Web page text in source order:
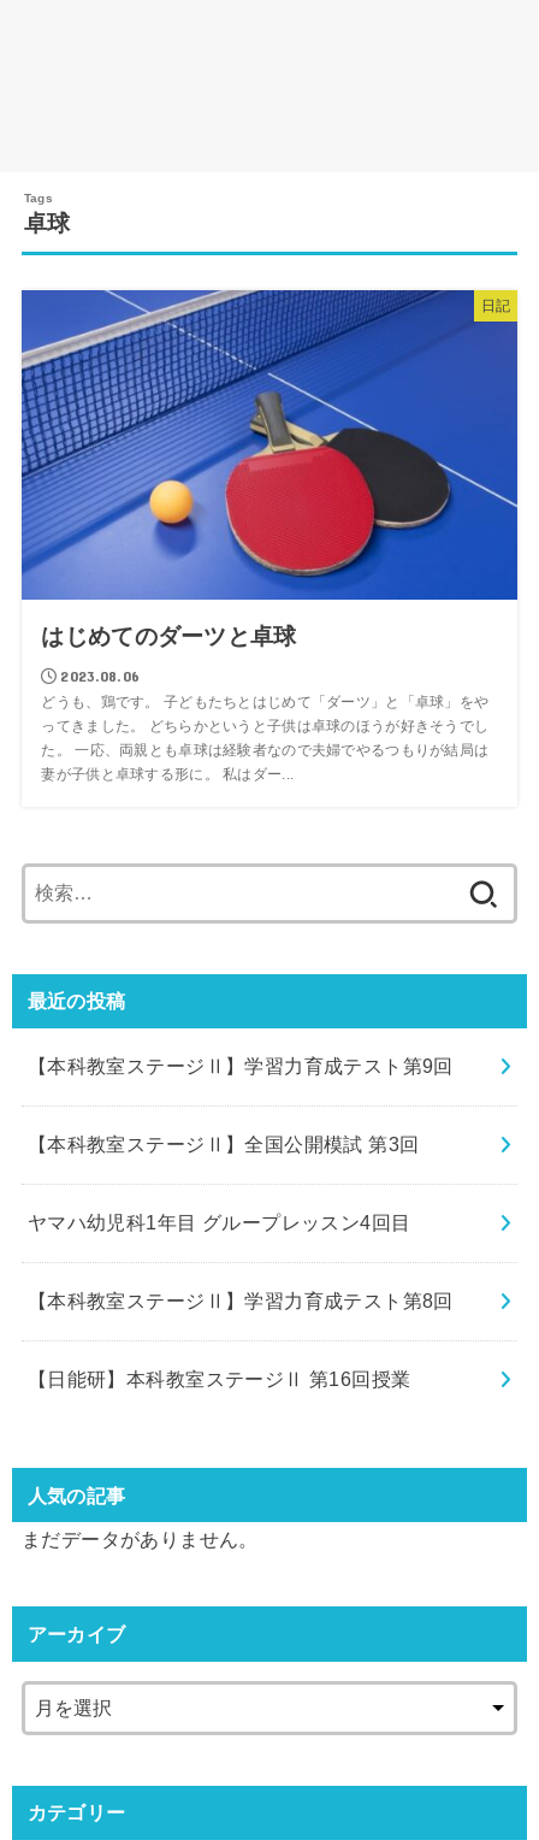
卓球
日記
はじめてのダーツと卓球
2023.08.06
どうも、鶏です。 子どもたちとはじめて「ダーツ」と「卓球」をや
ってきました。 どちらかというと子供は卓球のほうが好きそうでし
た。 一応、両親とも卓球は経験者なので夫婦でやるつもりが結局は
妻が子供と卓球する形に。 私はダー...
索:
最近の投稿
【本科教室ステージⅡ】学習力育成テスト第9回
【本科教室ステージⅡ】全国公開模試 第3回
ヤマハ幼児科1年目 グループレッスン4回目
【本科教室ステージⅡ】学習力育成テスト第8回
【日能研】本科教室ステージⅡ 第16回授業
人気の記事
まだデータがありません。
アーカイブ
カテゴリー